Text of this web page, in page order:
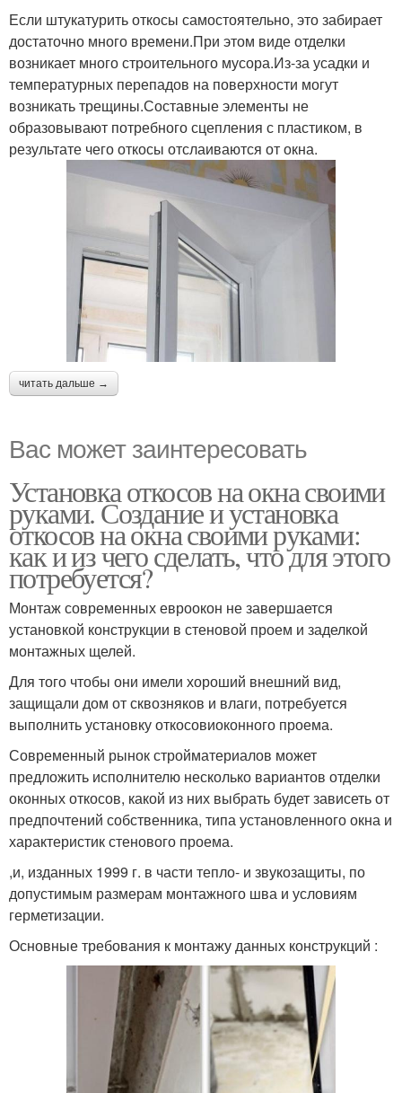
Если штукатурить откосы самостоятельно, это забирает
достаточно много времени.При этом виде отделки
возникает много строительного мусора.Из-за усадки и
температурных перепадов на поверхности могут
возникать трещины.Составные элементы не
образовывают потребного сцепления с пластиком, в
результате чего откосы отслаиваются от окна.
читать дальше →
Вас может заинтересовать
Установка откосов на окна своими
руками. Создание и установка
откосов на окна своими руками:
как и из чего сделать, что для этого
потребуется?
Монтаж современных евроокон не завершается
установкой конструкции в стеновой проем и заделкой
монтажных щелей.
Для того чтобы они имели хороший внешний вид,
защищали дом от сквозняков и влаги, потребуется
выполнить установку откосовиоконного проема.
Современный рынок стройматериалов может
предложить исполнителю несколько вариантов отделки
оконных откосов, какой из них выбрать будет зависеть от
предпочтений собственника, типа установленного окна и
характеристик стенового проема.
,и, изданных 1999 г. в части тепло- и звукозащиты, по
допустимым размерам монтажного шва и условиям
герметизации.
Основные требования к монтажу данных конструкций :